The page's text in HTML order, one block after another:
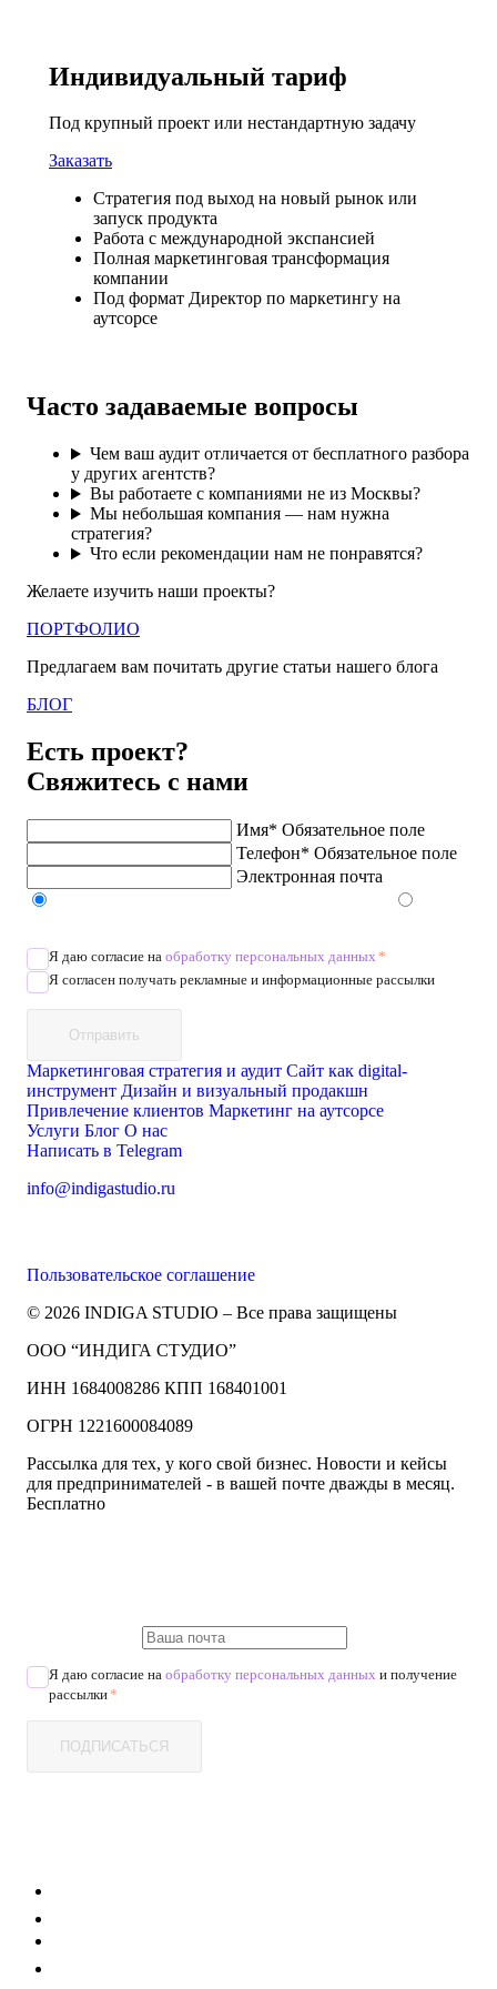
Индивидуальный тариф
Под крупный проект или нестандартную задачу
Заказать
Стратегия под выход на новый рынок или
запуск продукта
Работа с международной экспансией
Полная маркетинговая трансформация
компании
Под формат Директор по маркетингу на
аутсорсе
Часто задаваемые вопросы
Чем ваш аудит отличается от бесплатного разбора
у других агентств?
Вы работаете с компаниями не из Москвы?
Мы небольшая компания — нам нужна
стратегия?
Что если рекомендации нам не понравятся?
Желаете изучить наши проекты?
ПОРТФОЛИО
Предлагаем вам почитать другие статьи нашего блога
БЛОГ
Есть проект?
Свяжитесь с нами
Имя* Обязательное поле
Телефон* Обязательное поле
Электронная почта
Я даю согласие на обработку персональных данных *
Я согласен получать рекламные и информационные рассылки
Отправить
Маркетинговая стратегия и аудит Сайт как digital-
инструмент Дизайн и визуальный продакшн
Привлечение клиентов Маркетинг на аутсорсе
Услуги Блог О нас
Написать в Telegram
info@indigastudio.ru
Пользовательское соглашение
© 2026 INDIGA STUDIO – Все права защищены
ООО “ИНДИГА СТУДИО”
ИНН 1684008286 КПП 168401001
ОГРН 1221600084089
Рассылка для тех, у кого свой бизнес. Новости и кейсы
для предпринимателей - в вашей почте дважды в месяц.
Бесплатно
Я даю согласие на обработку персональных данных и получение
рассылки*
ПОДПИСАТЬСЯ